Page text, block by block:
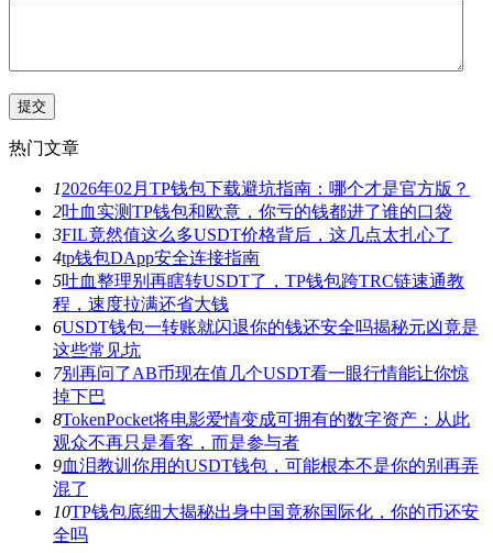
热门文章
12026年02月TP钱包下载避坑指南：哪个才是官方版？
2吐血实测TP钱包和欧意，你亏的钱都进了谁的口袋
3FIL竟然值这么多USDT价格背后，这几点太扎心了
4tp钱包DApp安全连接指南
5吐血整理别再瞎转USDT了，TP钱包跨TRC链速通教
程，速度拉满还省大钱
6USDT钱包一转账就闪退你的钱还安全吗揭秘元凶竟是
这些常见坑
7别再问了AB币现在值几个USDT看一眼行情能让你惊
掉下巴
8TokenPocket将电影爱情变成可拥有的数字资产：从此
观众不再只是看客，而是参与者
9血泪教训你用的USDT钱包，可能根本不是你的别再弄
混了
10TP钱包底细大揭秘出身中国竟称国际化，你的币还安
全吗